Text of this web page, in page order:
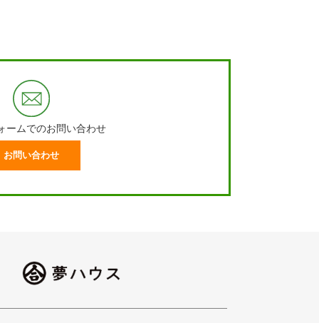
ームでのお問い合わせ
お問い合わせ